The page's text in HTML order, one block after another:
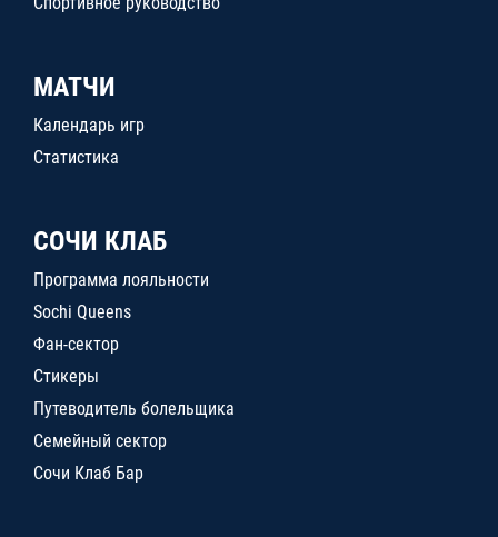
МАТЧИ
Календарь игр
Статистика
СОЧИ КЛАБ
Программа лояльности
Sochi Queens
Фан-сектор
Стикеры
Путеводитель болельщика
Семейный сектор
Сочи Клаб Бар